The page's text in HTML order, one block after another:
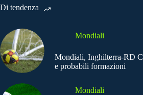
Di tendenza
Mondiali
Mondiali, Inghilterra-RD
e probabili formazioni
Mondiali